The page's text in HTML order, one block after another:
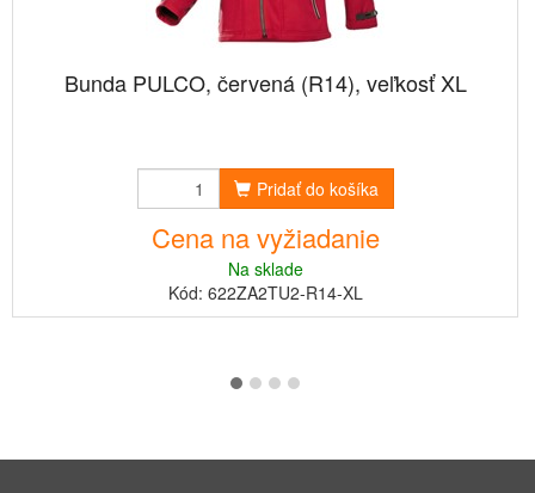
Bunda PULCO, červená (R14), veľkosť XL
Pridať do košíka
Cena na vyžiadanie
Na sklade
Kód: 622ZA2TU2-R14-XL